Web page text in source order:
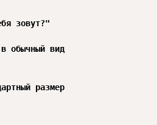
зовут?"
обычный вид
размер